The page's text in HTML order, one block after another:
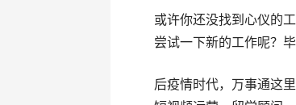
或许你还没找到心仪的
尝试一下新的工作呢？
后疫情时代，万事通这